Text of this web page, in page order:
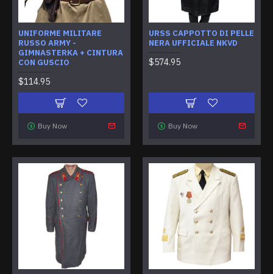
UNIFORME MILITARE
RUSSO ARMY -
GIMNASTERKA + CINTURA
CON GUSCIO
$114.95
Buy Now
URSS CAPPOTTO DI PELLE
NERA UFFICIALE NKVD
$574.95
Buy Now